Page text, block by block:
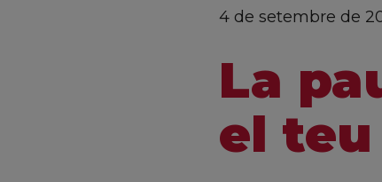
4 de setembre de
La
el teu